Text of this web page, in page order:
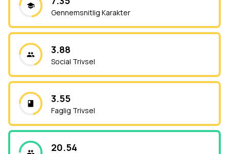
Gennemsnitlig Karakter
3.88
Social Trivsel
3.55
Faglig Trivsel
20.54